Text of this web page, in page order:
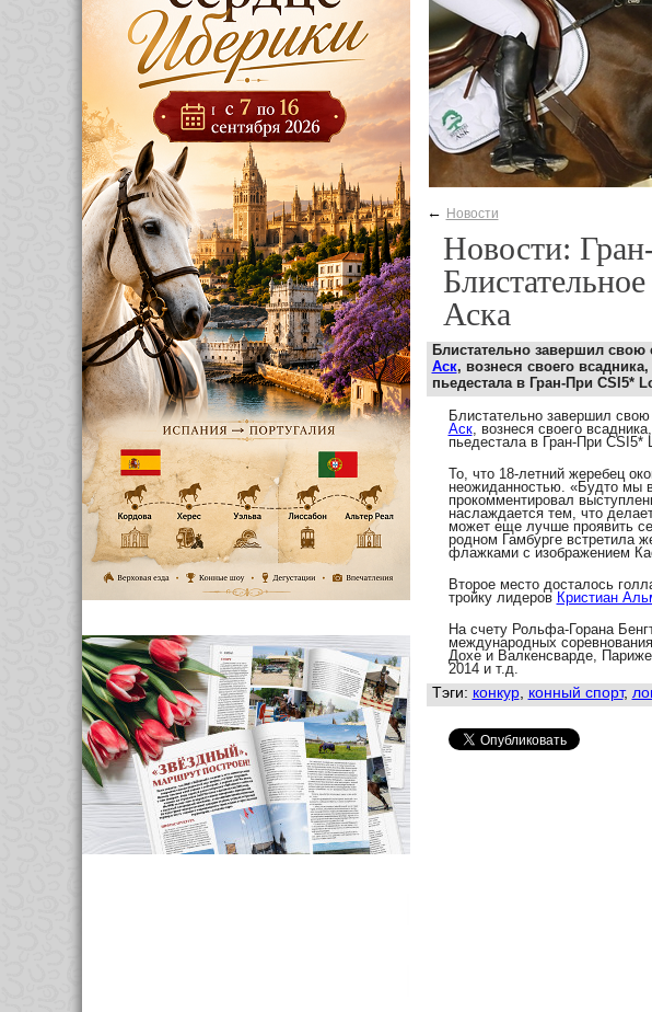
← Новости
Новости:
Аска
Блистательно завершил
Аск, вознеся своего всадника,
пьедестала в Гран-При CSI5*
Блистательно завершил
Аск, вознеся своего всадника,
пьедестала в Гран-При CSI5*
То, что 18-летний жеребец
неожиданностью. «Будто мы
прокомментировал
наслаждается тем, что
может еще лучше проявить
родном Гамбурге встретила
флажками с изображением
Второе место досталось
тройку лидеров Кристиан
На счету Рольфа-Горана
международных
Дохе и Валкенсварде,
2014 и т.д.
Тэги: конкур, конный спорт,